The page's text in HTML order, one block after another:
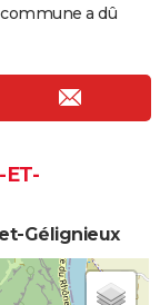
commune a dû
ET-
Gélignieux